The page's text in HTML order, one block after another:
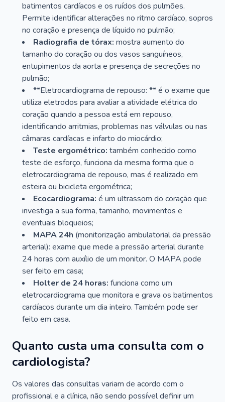
batimentos cardíacos e os ruídos dos pulmões.
Permite identificar alterações no ritmo cardíaco, sopros
no coração e presença de líquido no pulmão;
Radiografia de tórax: mostra aumento do
tamanho do coração ou dos vasos sanguíneos,
entupimentos da aorta e presença de secreções no
pulmão;
**Eletrocardiograma de repouso: ** é o exame que
utiliza eletrodos para avaliar a atividade elétrica do
coração quando a pessoa está em repouso,
identificando arritmias, problemas nas válvulas ou nas
câmaras cardíacas e infarto do miocárdio;
Teste ergométrico: também conhecido como
teste de esforço, funciona da mesma forma que o
eletrocardiograma de repouso, mas é realizado em
esteira ou bicicleta ergométrica;
Ecocardiograma: é um ultrassom do coração que
investiga a sua forma, tamanho, movimentos e
eventuais bloqueios;
MAPA 24h (monitorização ambulatorial da pressão
arterial): exame que mede a pressão arterial durante
24 horas com auxílio de um monitor. O MAPA pode
ser feito em casa;
Holter de 24 horas: funciona como um
eletrocardiograma que monitora e grava os batimentos
cardíacos durante um dia inteiro. Também pode ser
feito em casa.
Quanto custa uma consulta com o
cardiologista?
Os valores das consultas variam de acordo com o
profissional e a clínica, não sendo possível definir um